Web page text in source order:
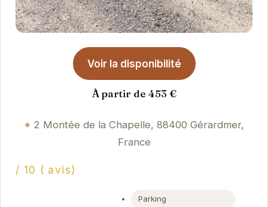
Voir la disponibilité
À partir de 453 €
2 Montée de la Chapelle, 88400 Gérardmer,
France
/ 10 ( avis)
Parking